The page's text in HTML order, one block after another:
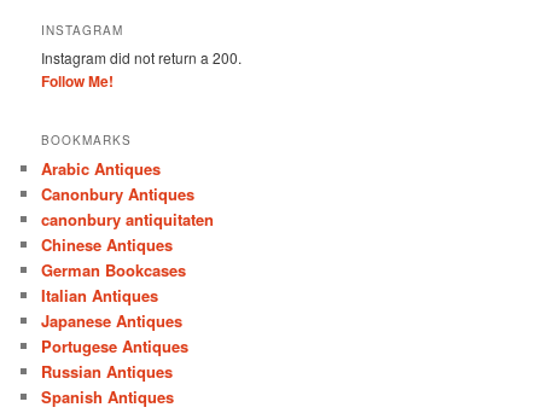
INSTAGRAM
Instagram did not return a 200.
Follow Me!
BOOKMARKS
Arabic Antiques
Canonbury Antiques
canonbury antiquitaten
Chinese Antiques
German Bookcases
Italian Antiques
Japanese Antiques
Portugese Antiques
Russian Antiques
Spanish Antiques